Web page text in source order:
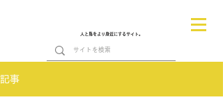
人と馬をより身近にするサイト。
記事